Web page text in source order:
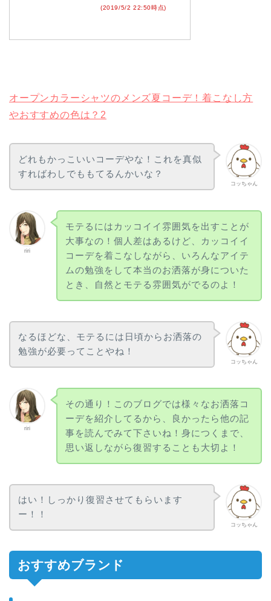
(2019/5/2 22:50時点)
オープンカラーシャツのメンズ夏コーデ！着こなし方
やおすすめの色は？2
コッちゃん
どれもかっこいいコーデやな！これを真似
すればわしでももてるんかいな？
riri
モテるにはカッコイイ雰囲気を出すことが
大事なの！個人差はあるけど、カッコイイ
コーデを着こなしながら、いろんなアイテ
ムの勉強をして本当のお洒落が身についた
とき、自然とモテる雰囲気がでるのよ！
コッちゃん
なるほどな、モテるには日頃からお洒落の
勉強が必要ってことやね！
riri
その通り！このブログでは様々なお洒落コ
ーデを紹介してるから、良かったら他の記
事を読んでみて下さいね！身につくまで、
思い返しながら復習することも大切よ！
コッちゃん
はい！しっかり復習させてもらいます
ー！！
おすすめブランド